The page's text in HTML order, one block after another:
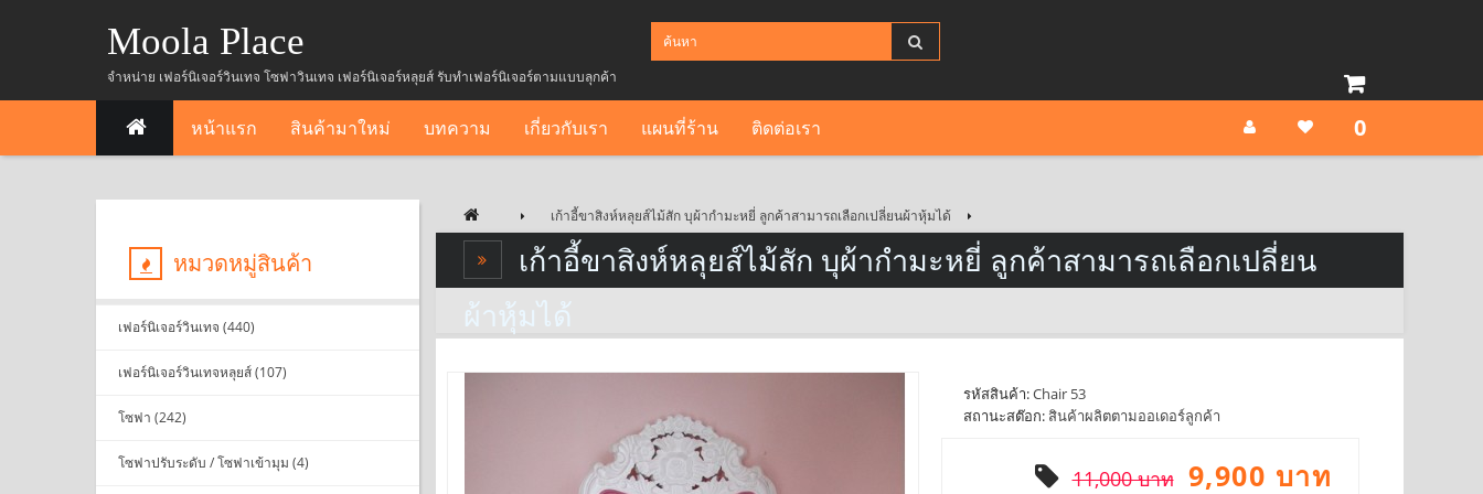
Moola Place
จำหน่าย เฟอร์นิเจอร์วินเทจ โซฟาวินเทจ เฟอร์นิเจอร์หลุยส์ รับทำเฟอร์นิเจอร์ตามแบบลุกค้า
หน้าแรก สินค้ามาใหม่ บทความ เกี่ยวกับเรา แผนที่ร้าน ติดต่อเรา 0
เก้าอี้ขาสิงห์หลุยส์ไม้สัก บุผ้ากำมะหยี่ ลูกค้าสามารถเลือกเปลี่ยนผ้าหุ้มได้
หมวดหมู่สินค้า
เฟอร์นิเจอร์วินเทจ (440)
เฟอร์นิเจอร์วินเทจหลุยส์ (107)
โซฟา (242)
โซฟาปรับระดับ / โซฟาเข้ามุม (4)
เก้าอี้ขาสิงห์หลุยส์ไม้สัก บุผ้ากำมะหยี่ ลูกค้าสามารถเลือกเปลี่ยน
ผ้าหุ้มได้
รหัสสินค้า:Chair 53
สถานะสต๊อก: สินค้าผลิตตามออเดอร์ลูกค้า
11,000 บาท 9,900 บาท